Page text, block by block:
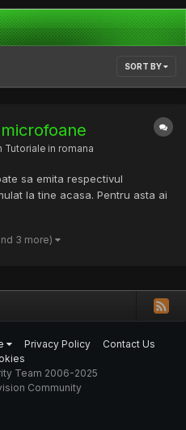
SORT BY
Tutoriale in romana
sa emita respectivul
la tine acasa. Pentru asta ai
in colaborare cu altceva sau
a identific...
3 more)
Privacy Policy
Contact Us
Team 2006-2025
Community